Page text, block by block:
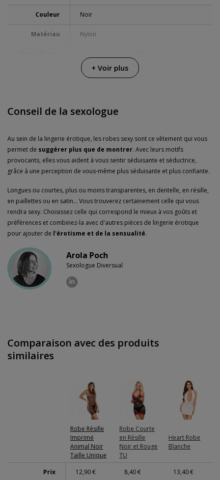
Couleur Noir
Matériau Nylon
3 ans de garantie
+ Voir plus
Conseil de la sexologue
Au sein de la lingerie érotique, les robes sexy sont ce vêtement qui vous
permet de suggérer plus que de montrer. Avec leurs motifs
provocants, elles vous aident à vous sentir séduisante et séductrice,
grâce à une perception de vous-même plus séduisante et plus confiante.
Longues ou courtes, plus ou moins transparentes, en dentelle, en résille,
en paillettes ou en satin... Vous trouverez certainement celle qui vous
rendra sexy. Choisissez celle qui correspond le mieux à vos goûts et
préférences et combinez-la avec d'autres pièces de lingerie érotique
pour ajouter de l'érotisme et de la sensualité.
Arola Poch
Sexologue Diversual
Comparaison avec des produits
similaires
Robe Résille
Imprimé
Animal Noir
Taille Unique
Robe Courte
en Résille
Noir et Rouge
TU
Heart Robe
Blanche
Prix 12,90 € 8,40 € 13,40 €